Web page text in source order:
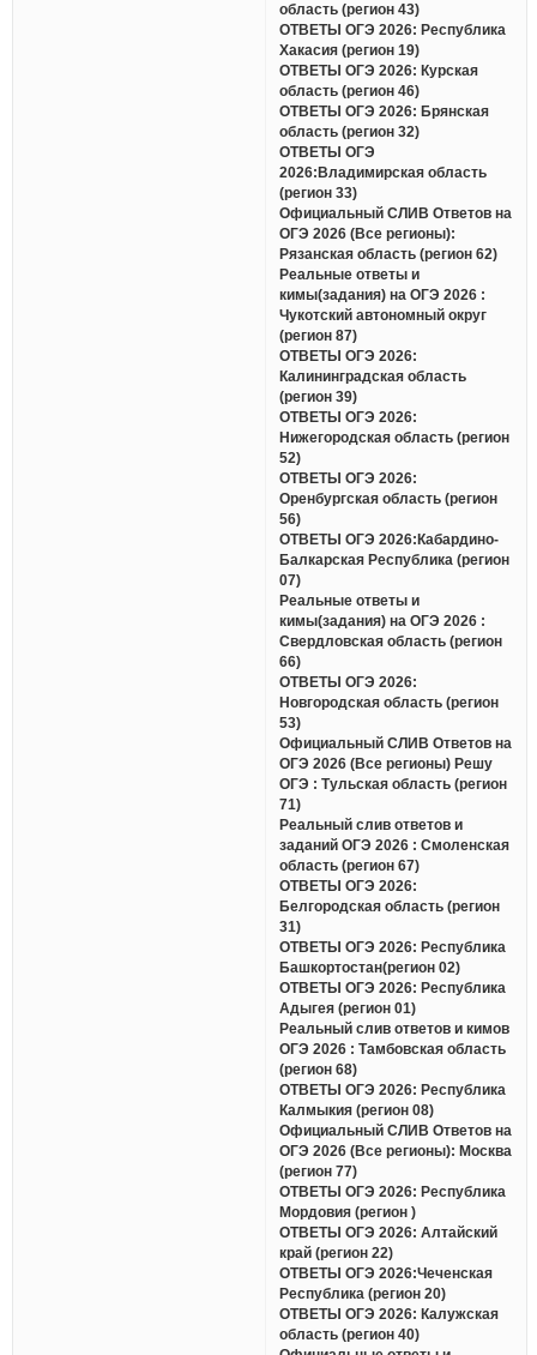
область (регион 43)
ОТВЕТЫ ОГЭ 2026: Республика
Хакасия (регион 19)
ОТВЕТЫ ОГЭ 2026: Курская
область (регион 46)
ОТВЕТЫ ОГЭ 2026: Брянская
область (регион 32)
ОТВЕТЫ ОГЭ
2026:Владимирская область
(регион 33)
Официальный СЛИВ Ответов на
ОГЭ 2026 (Все регионы):
Рязанская область (регион 62)
Реальные ответы и
кимы(задания) на ОГЭ 2026 :
Чукотский автономный округ
(регион 87)
ОТВЕТЫ ОГЭ 2026:
Калининградская область
(регион 39)
ОТВЕТЫ ОГЭ 2026:
Нижегородская область (регион
52)
ОТВЕТЫ ОГЭ 2026:
Оренбургская область (регион
56)
ОТВЕТЫ ОГЭ 2026:Кабардино-
Балкарская Республика (регион
07)
Реальные ответы и
кимы(задания) на ОГЭ 2026 :
Свердловская область (регион
66)
ОТВЕТЫ ОГЭ 2026:
Новгородская область (регион
53)
Официальный СЛИВ Ответов на
ОГЭ 2026 (Все регионы) Решу
ОГЭ : Тульская область (регион
71)
Реальный слив ответов и
заданий ОГЭ 2026 : Смоленская
область (регион 67)
ОТВЕТЫ ОГЭ 2026:
Белгородская область (регион
31)
ОТВЕТЫ ОГЭ 2026: Республика
Башкортостан(регион 02)
ОТВЕТЫ ОГЭ 2026: Республика
Адыгея (регион 01)
Реальный слив ответов и кимов
ОГЭ 2026 : Тамбовская область
(регион 68)
ОТВЕТЫ ОГЭ 2026: Республика
Калмыкия (регион 08)
Официальный СЛИВ Ответов на
ОГЭ 2026 (Все регионы): Москва
(регион 77)
ОТВЕТЫ ОГЭ 2026: Республика
Мордовия (регион )
ОТВЕТЫ ОГЭ 2026: Алтайский
край (регион 22)
ОТВЕТЫ ОГЭ 2026:Чеченская
Республика (регион 20)
ОТВЕТЫ ОГЭ 2026: Калужская
область (регион 40)